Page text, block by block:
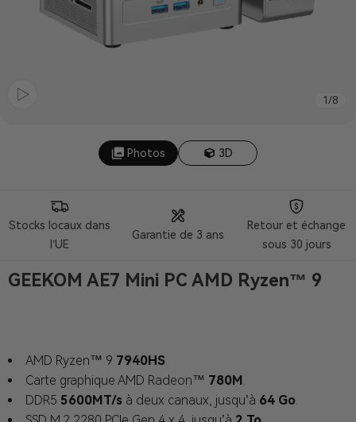
1 /8
Photos 3D
Stocks locaux dans
l’UE
Garantie de 3 ans
Retour et échange
sous 30 jours
GEEKOM AE7 Mini PC AMD Ryzen™ 9
AMD Ryzen™ 9 7940HS.
Carte graphique AMD Radeon™ 780M.
DDR5 5600MT/s à deux canaux, jusqu’à 64 Go.